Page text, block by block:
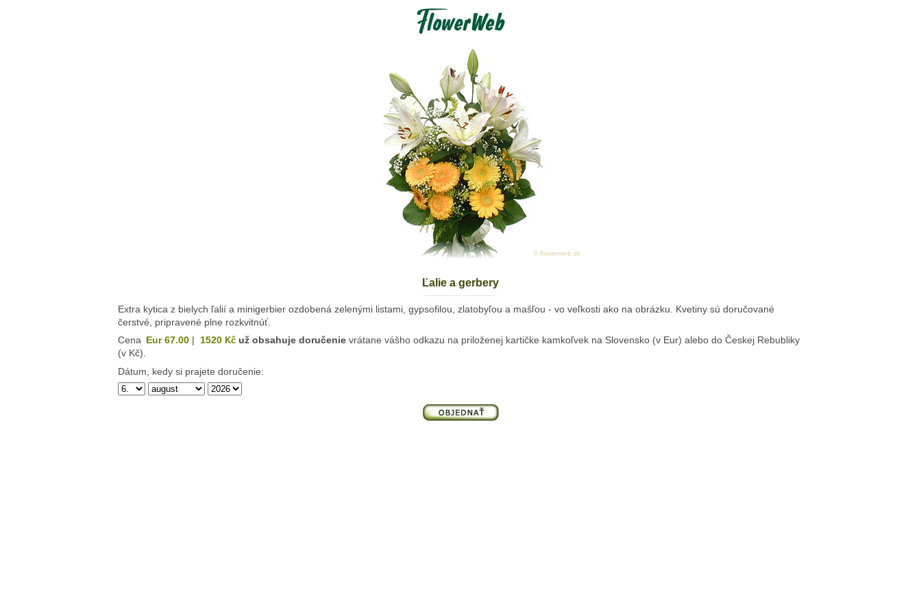
© flowerweb.sk
Ľalie a gerbery
Extra kytica z bielych ľalií a minigerbier ozdobená zelenými listami, gypsofilou, zlatobyľou a mašľou - vo veľkosti ako na obrázku. Kvetiny sú doručované
čerstvé, pripravené plne rozkvitnúť.
Cena Eur 67.00 | 1520Kčuž obsahuje doručenievrátane vášho odkazu na priloženej kartičke kamkoľvek na Slovensko (v Eur) alebo do Českej Rebubliky
(v Kč).
Dátum, kedy si prajete doručenie: